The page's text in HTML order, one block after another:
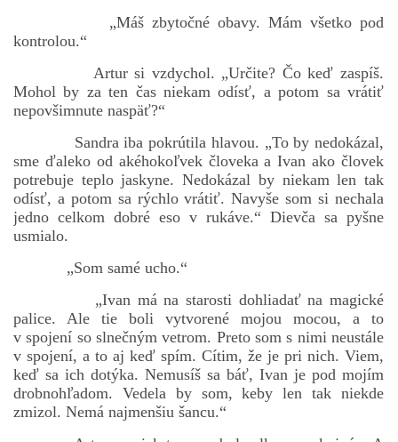
„Máš zbytočné obavy. Mám všetko pod
kontrolou.“
Artur si vzdychol. „Určite? Čo keď zaspíš.
Mohol by za ten čas niekam odísť, a potom sa vrátiť
nepovšimnute naspäť?“
Sandra iba pokrútila hlavou. „To by nedokázal,
sme ďaleko od akéhokoľvek človeka a Ivan ako človek
potrebuje teplo jaskyne. Nedokázal by niekam len tak
odísť, a potom sa rýchlo vrátiť. Navyše som si nechala
jedno celkom dobré eso v rukáve.“ Dievča sa pyšne
usmialo.
„Som samé ucho.“
„Ivan má na starosti dohliadať na magické
palice. Ale tie boli vytvorené mojou mocou, a to
v spojení so slnečným vetrom. Preto som s nimi neustále
v spojení, a to aj keď spím. Cítim, že je pri nich. Viem,
keď sa ich dotýka. Nemusíš sa báť, Ivan je pod mojím
drobnohľadom. Vedela by som, keby len tak niekde
zmizol. Nemá najmenšiu šancu.“